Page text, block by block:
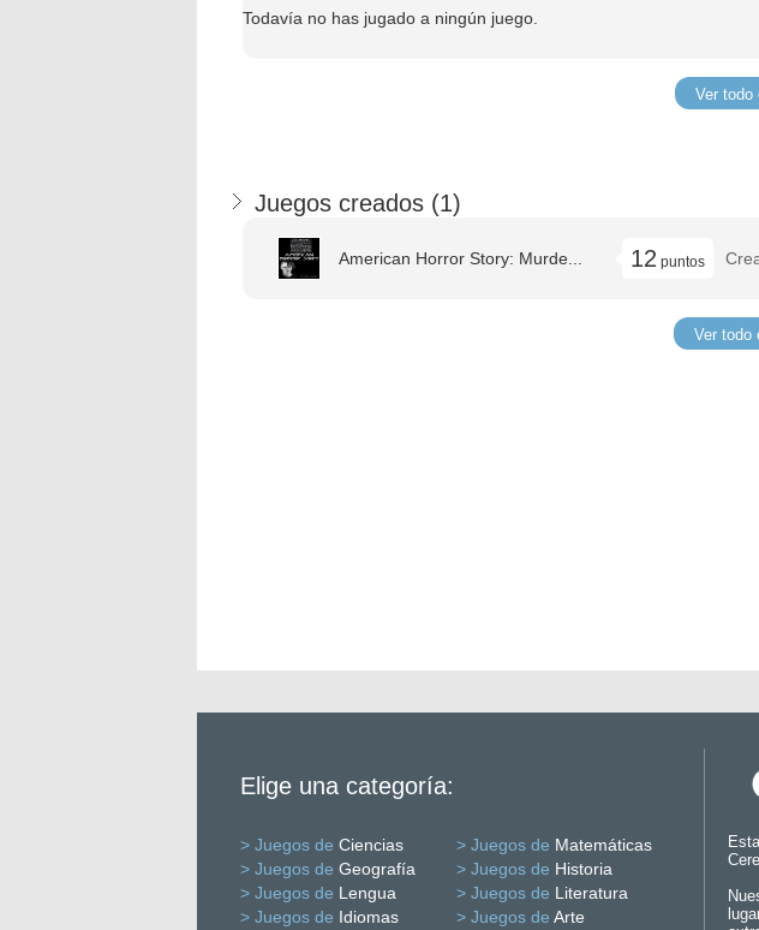
Todavía no has jugado a ningún juego.
Ver todo
Juegos creados (1)
American Horror Story: Murde... 12 puntos
Ver todo
Elige una categoría:
> Juegos de Ciencias > Juegos de Matemáticas
> Juegos de Geografía > Juegos de Historia
> Juegos de Lengua > Juegos de Literatura
> Juegos de Idiomas > Juegos de Arte